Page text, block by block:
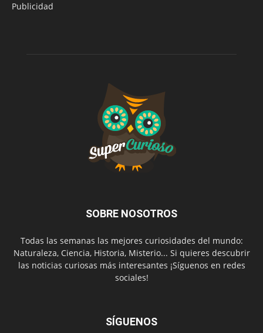
Publicidad
SOBRE NOSOTROS
Todas las semanas las mejores curiosidades del mundo:
Naturaleza, Ciencia, Historia, Misterio... Si quieres descubrir
las noticias curiosas más interesantes ¡Síguenos en redes
sociales!
SÍGUENOS